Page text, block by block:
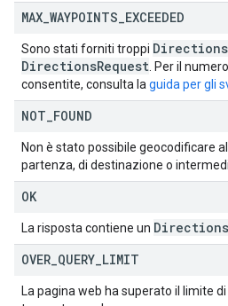
MAX WAYPOINTS EXCEEDED
Sono stati forniti troppi Directions
DirectionsRequest. Per il
consentite, consulta laguida per gli
NOT FOUND
Non è stato possibile geocodificare
partenza, di destinazione o
OK
La risposta contiene un Directions
OVER QUERY LIMIT
La pagina web ha superato il limite